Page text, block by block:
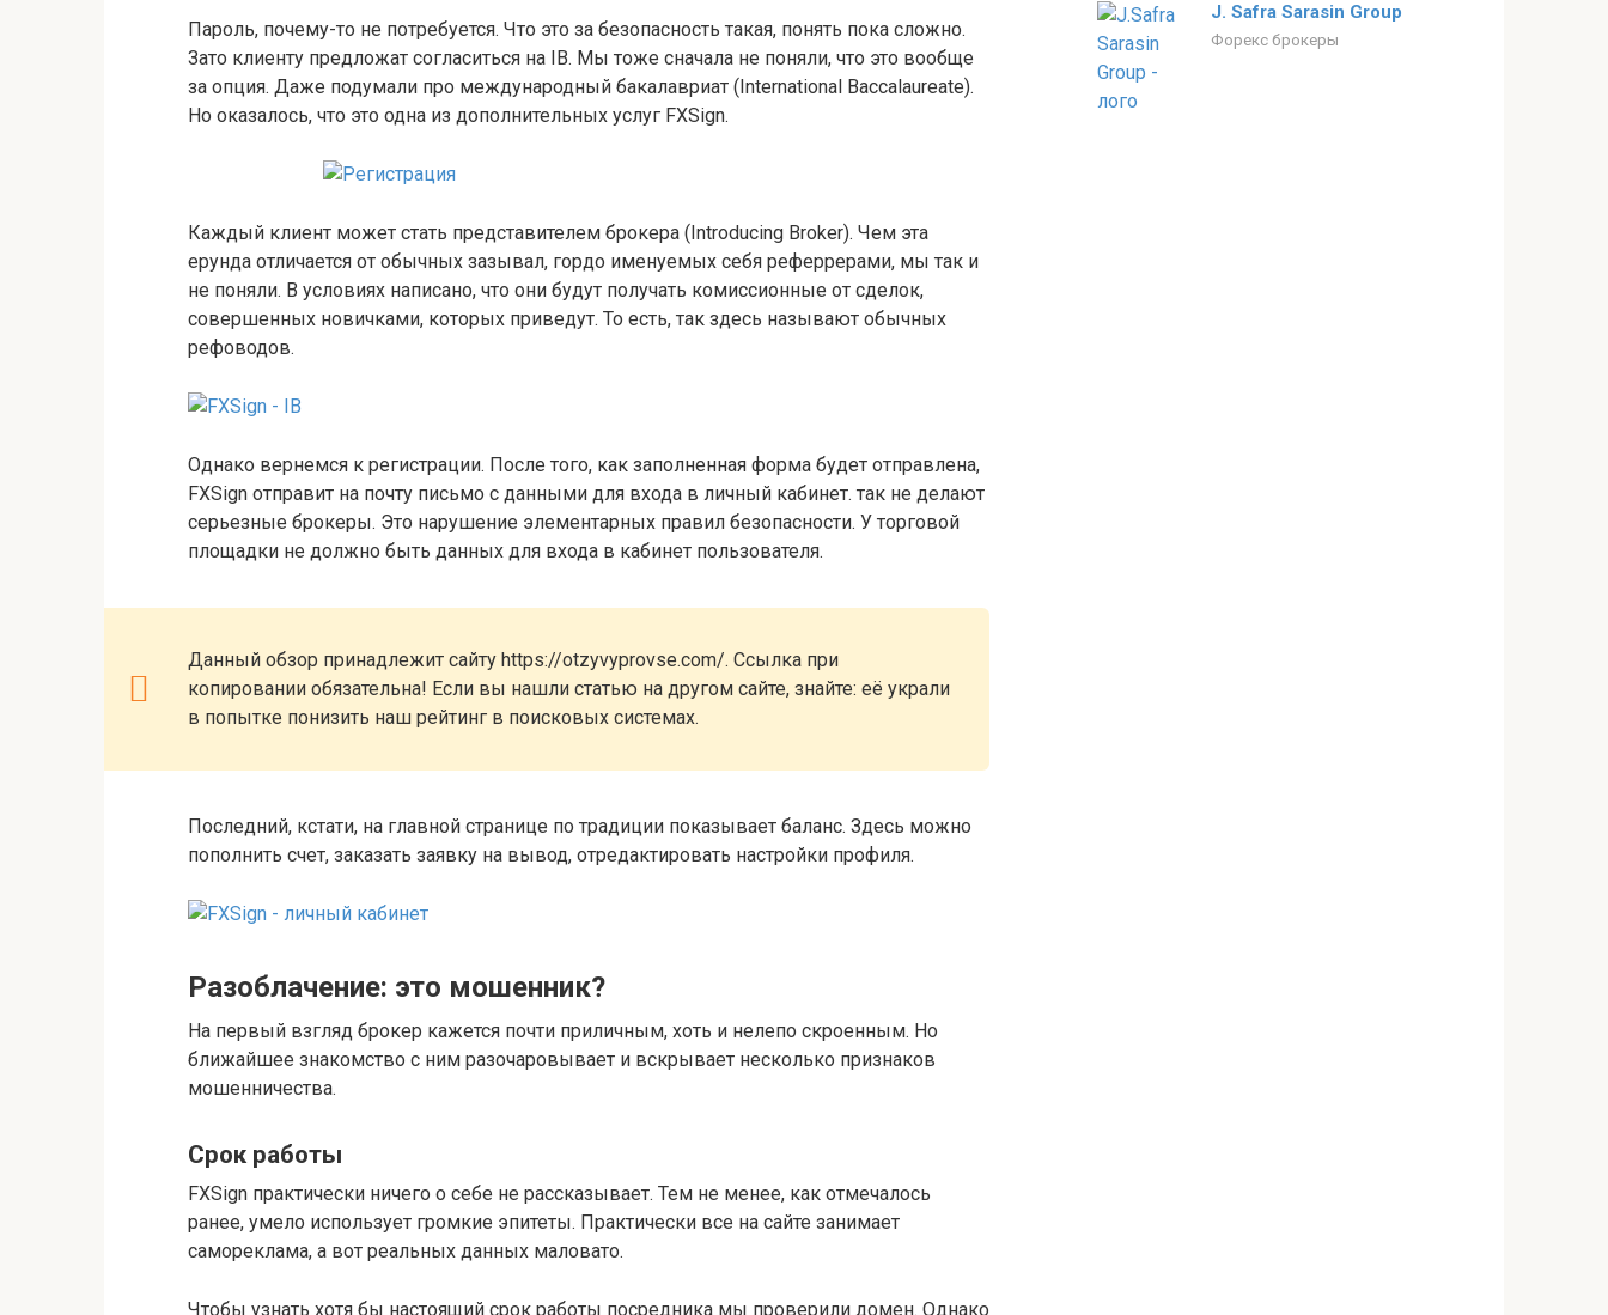
Пароль, почему-то не потребуется. Что это за безопасность такая, понять пока сложно.
Зато клиенту предложат согласиться на IB. Мы тоже сначала не поняли, что это вообще
за опция. Даже подумали про международный бакалавриат (International Baccalaureate).
Но оказалось, что это одна из дополнительных услуг FXSign.
Каждый клиент может стать представителем брокера (Introducing Broker). Чем эта
ерунда отличается от обычных зазывал, гордо именуемых себя реферрерами, мы так и
не поняли. В условиях написано, что они будут получать комиссионные от сделок,
совершенных новичками, которых приведут. То есть, так здесь называют обычных
рефоводов.
Однако вернемся к регистрации. После того, как заполненная форма будет отправлена,
FXSign отправит на почту письмо с данными для входа в личный кабинет. так не делают
серьезные брокеры. Это нарушение элементарных правил безопасности. У торговой
площадки не должно быть данных для входа в кабинет пользователя.
Данный обзор принадлежит сайту https://otzyvyprovse.com/. Ссылка при
копировании обязательна! Если вы нашли статью на другом сайте, знайте: её украли
в попытке понизить наш рейтинг в поисковых системах.
Последний, кстати, на главной странице по традиции показывает баланс. Здесь можно
пополнить счет, заказать заявку на вывод, отредактировать настройки профиля.
Разоблачение: это мошенник?
На первый взгляд брокер кажется почти приличным, хоть и нелепо скроенным. Но
ближайшее знакомство с ним разочаровывает и вскрывает несколько признаков
мошенничества.
Срок работы
FXSign практически ничего о себе не рассказывает. Тем не менее, как отмечалось
ранее, умело использует громкие эпитеты. Практически все на сайте занимает
самореклама, а вот реальных данных маловато.
Чтобы узнать хотя бы настоящий срок работы посредника мы проверили домен. Однако
J. Safra Sarasin Group
Форекс брокеры